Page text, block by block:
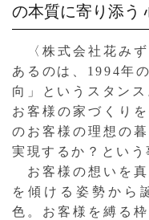
の本質に寄り添う
〈株式会社花みず
あるのは、1994年
向」というスタン
お客様の家づくり
のお客様の理想の
実現するか？という
お客様の想いを真
を傾ける姿勢から
色。お客様を縛る